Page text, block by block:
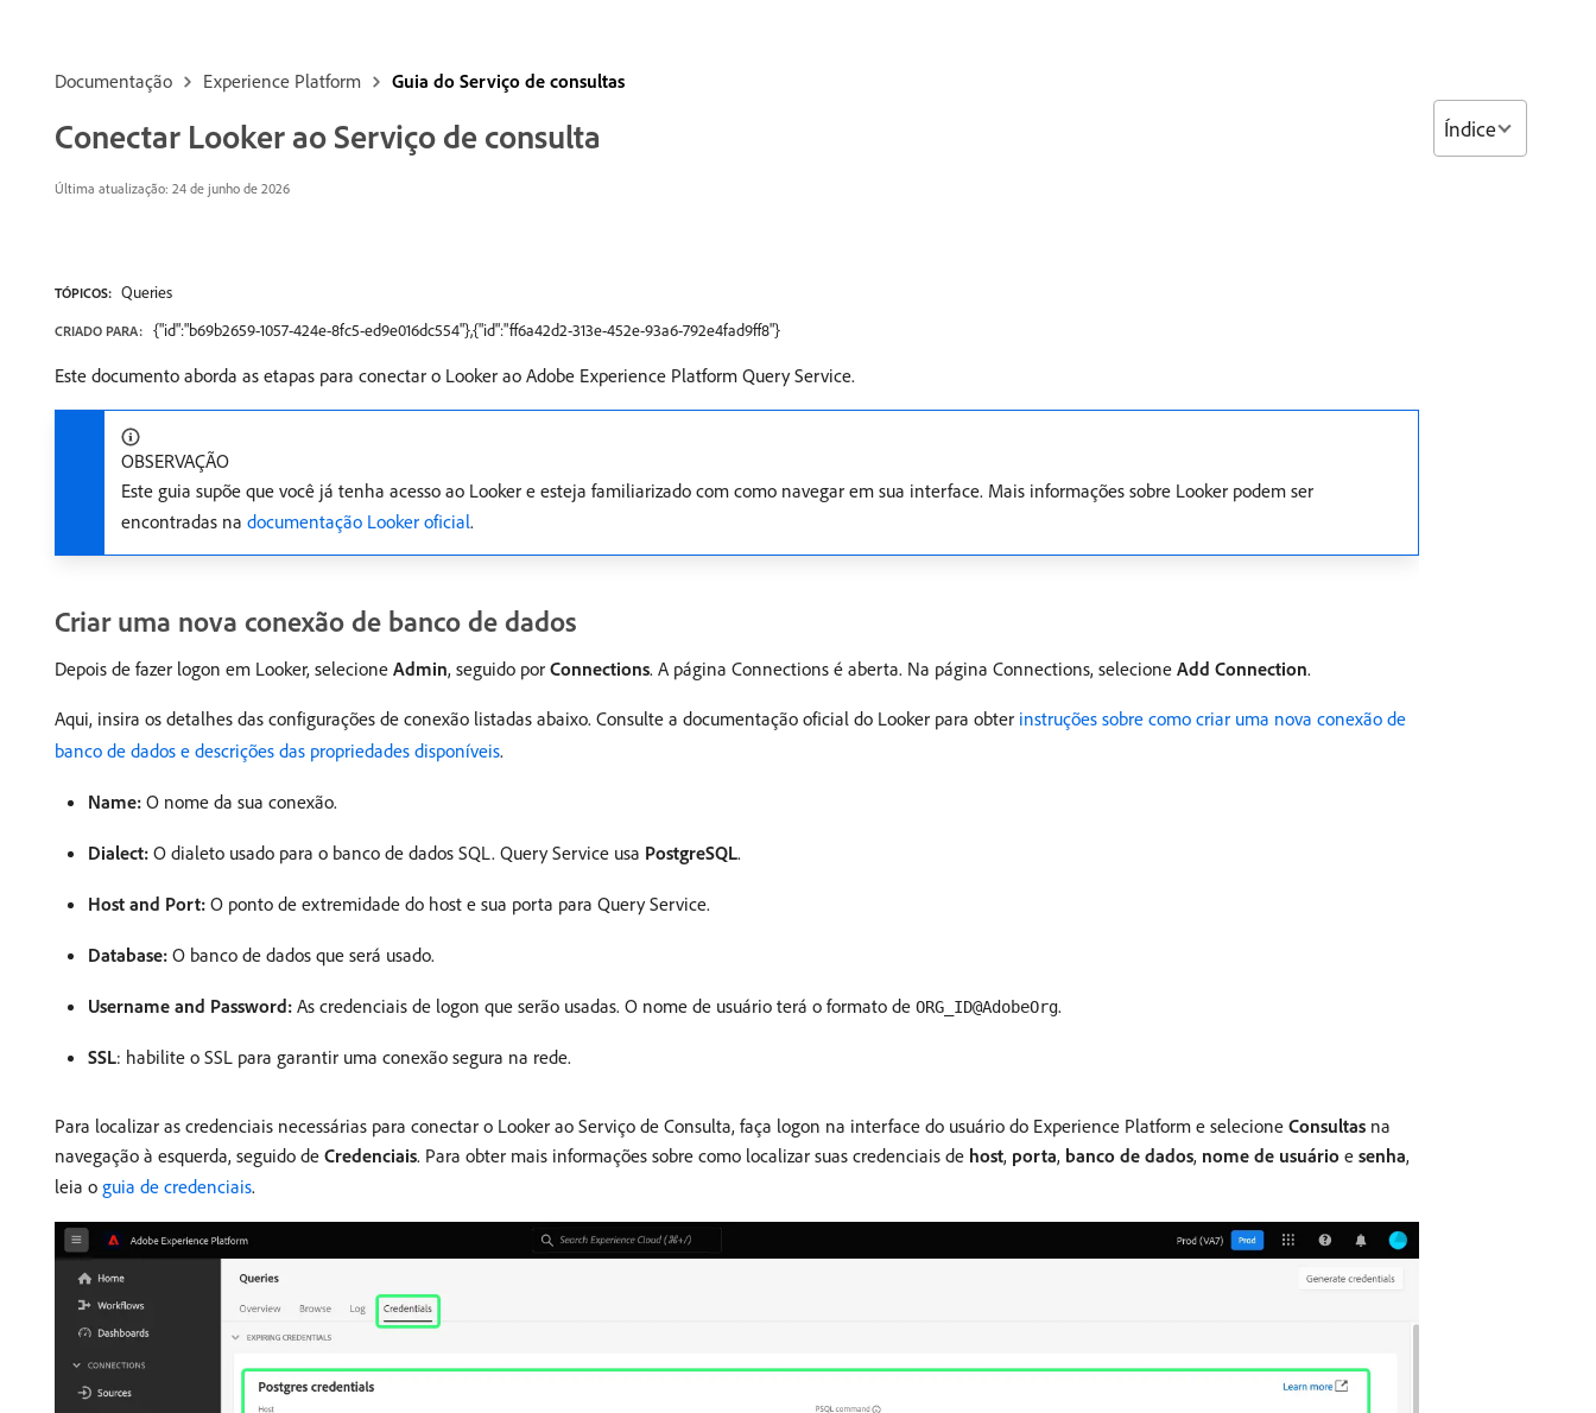
Documentação Experience Platform Guia do Serviço de consultas
Conectar Looker ao Serviço de consulta
Última atualização: 24 de junho de 2026
TÓPICOS: Queries
CRIADO PARA: {"id":"b69b2659-1057-424e-8fc5-ed9e016dc554"},{"id":"ff6a42d2-313e-452e-93a6-792e4fad9ff8"}
Este documento aborda as etapas para conectar o Looker ao Adobe Experience Platform Query Service.
OBSERVAÇÃO
Este guia supõe que você já tenha acesso ao Looker e esteja familiarizado com como navegar em sua interface. Mais informações sobre Looker podem ser
encontradas na documentação Looker oficial.
Criar uma nova conexão de banco de dados
Depois de fazer logon em Looker, selecione Admin, seguido por Connections. A página Connections é aberta. Na página Connections, selecione Add Connection.
Aqui, insira os detalhes das configurações de conexão listadas abaixo. Consulte a documentação oficial do Looker para obter instruções sobre como criar uma nova conexão de
banco de dados e descrições das propriedades disponíveis.
Name: O nome da sua conexão.
Dialect: O dialeto usado para o banco de dados SQL. Query Service usa PostgreSQL.
Host and Port: O ponto de extremidade do host e sua porta para Query Service.
Database: O banco de dados que será usado.
Username and Password: As credenciais de logon que serão usadas. O nome de usuário terá o formato de ORG_ID@AdobeOrg.
SSL: habilite o SSL para garantir uma conexão segura na rede.
Para localizar as credenciais necessárias para conectar o Looker ao Serviço de Consulta, faça logon na interface do usuário do Experience Platform e selecione Consultas na
navegação à esquerda, seguido de Credenciais. Para obter mais informações sobre como localizar suas credenciais de host, porta, banco de dados, nome de usuário e senha,
leia o guia de credenciais.
Índice